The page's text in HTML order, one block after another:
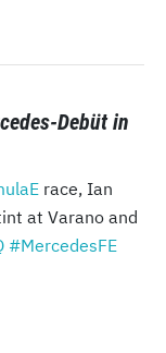
Debüt in
race, Ian
at Varano and
#MercedesFE